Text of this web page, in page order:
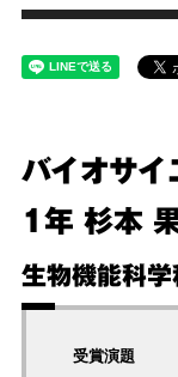
バイオサイ
1年 杉本
生物機能科
受賞演題